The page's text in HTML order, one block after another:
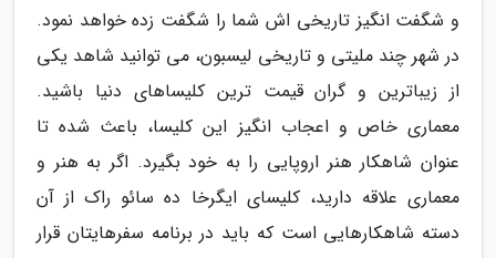
و شگفت انگیز تاریخی اش شما را شگفت زده خواهد نمود.
در شهر چند ملیتی و تاریخی لیسبون، می توانید شاهد یکی
از زیباترین و گران قیمت ترین کلیساهای دنیا باشید.
معماری خاص و اعجاب انگیز این کلیسا، باعث شده تا
عنوان شاهکار هنر اروپایی را به خود بگیرد. اگر به هنر و
معماری علاقه دارید، کلیسای ایگرخا ده سائو راک از آن
دسته شاهکارهایی است که باید در برنامه سفرهایتان قرار